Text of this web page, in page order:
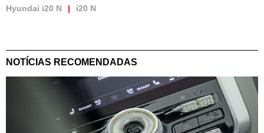
Hyundai i20 N
i20 N
NOTÍCIAS RECOMENDADAS